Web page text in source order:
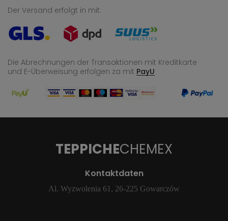
Der Versand erfolgt in mit:
Die Abrechnungen der Transaktionen mit Kreditkarte
und E-Überweisung erfolgen za mit PayU
TEPPICHECHEMEX
Kontaktdaten
Al. Wyzwolenia 61, 26-225 Gowarczów